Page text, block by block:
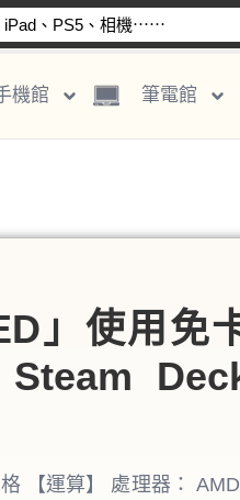
機館 筆電館
」使用免
【運算】 處理器： AMD